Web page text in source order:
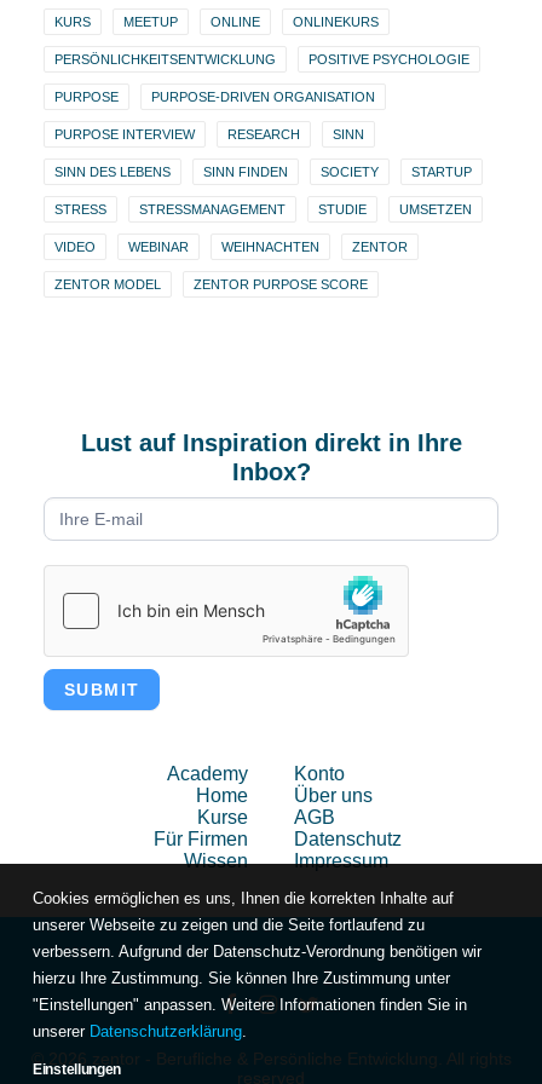
KURS MEETUP ONLINE ONLINEKURS
PERSÖNLICHKEITSENTWICKLUNG POSITIVE PSYCHOLOGIE
PURPOSE PURPOSE-DRIVEN ORGANISATION
PURPOSE INTERVIEW RESEARCH SINN
SINN DES LEBENS SINN FINDEN SOCIETY STARTUP
STRESS STRESSMANAGEMENT STUDIE UMSETZEN
VIDEO WEBINAR WEIHNACHTEN ZENTOR
ZENTOR MODEL ZENTOR PURPOSE SCORE
Lust auf Inspiration direkt in Ihre
Inbox?
Newsletter
form
DE
SUBMIT
Academy
Home
Kurse
Für Firmen
Wissen
Konto
Über uns
AGB
Datenschutz
Impressum
© 2026 zentor - Berufliche & Persönliche Entwicklung. All rights
reserved
Cookies ermöglichen es uns, Ihnen die korrekten Inhalte auf
unserer Webseite zu zeigen und die Seite fortlaufend zu
verbessern. Aufgrund der Datenschutz-Verordnung benötigen wir
hierzu Ihre Zustimmung. Sie können Ihre Zustimmung unter
"Einstellungen" anpassen. Weitere Informationen finden Sie in
unserer Datenschutzerklärung.
Einstellungen